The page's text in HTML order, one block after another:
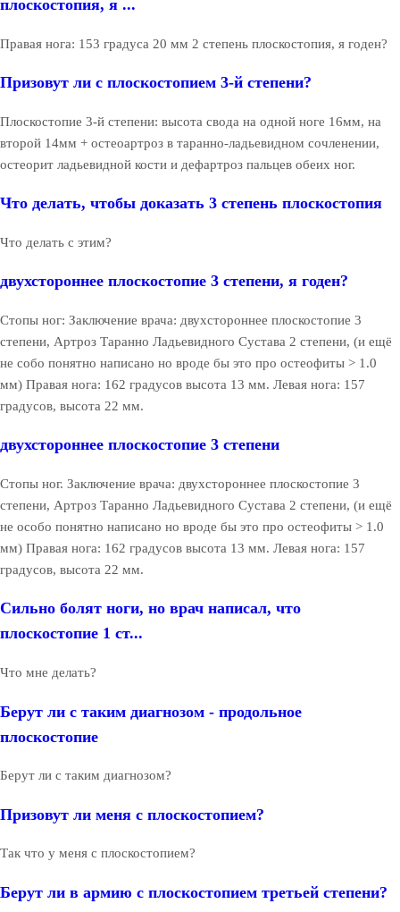
плоскостопия, я ...
Правая нога: 153 градуса 20 мм 2 степень плоскостопия, я годен?
Призовут ли с плоскостопием 3-й степени?
Плоскостопие 3-й степени: высота свода на одной ноге 16мм, на
второй 14мм + остеоартроз в таранно-ладьевидном сочленении,
остеорит ладьевидной кости и дефартроз пальцев обеих ног.
Что делать, чтобы доказать 3 степень плоскостопия
Что делать с этим?
двухстороннее плоскостопие 3 степени, я годен?
Стопы ног: Заключение врача: двухстороннее плоскостопие 3
степени, Артроз Таранно Ладьевидного Сустава 2 степени, (и ещё
не собо понятно написано но вроде бы это про остеофиты > 1.0
мм) Правая нога: 162 градусов высота 13 мм. Левая нога: 157
градусов, высота 22 мм.
двухстороннее плоскостопие 3 степени
Стопы ног. Заключение врача: двухстороннее плоскостопие 3
степени, Артроз Таранно Ладьевидного Сустава 2 степени, (и ещё
не особо понятно написано но вроде бы это про остеофиты > 1.0
мм) Правая нога: 162 градусов высота 13 мм. Левая нога: 157
градусов, высота 22 мм.
Сильно болят ноги, но врач написал, что
плоскостопие 1 ст...
Что мне делать?
Берут ли с таким диагнозом - продольное
плоскостопие
Берут ли с таким диагнозом?
Призовут ли меня с плоскостопием?
Так что у меня с плоскостопием?
Берут ли в армию с плоскостопием третьей степени?